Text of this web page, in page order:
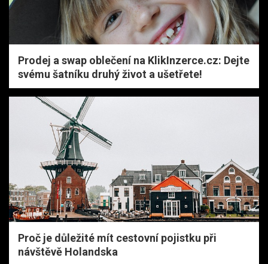
Prodej a swap oblečení na KlikInzerce.cz: Dejte
svému šatníku druhý život a ušetřete!
Proč je důležité mít cestovní pojistku při
návštěvě Holandska